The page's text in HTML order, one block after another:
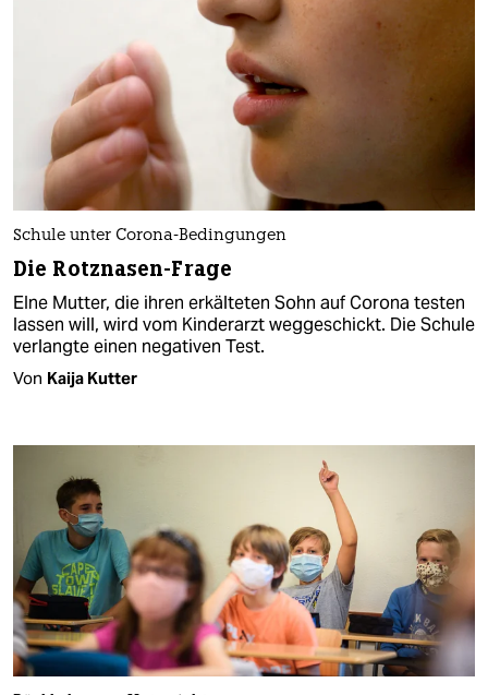
Schule unter Corona-Bedingungen
Die Rotznasen-Frage
EIne Mutter, die ihren erkälteten Sohn auf Corona testen
lassen will, wird vom Kinderarzt weggeschickt. Die Schule
verlangte einen negativen Test.
Von Kaija Kutter